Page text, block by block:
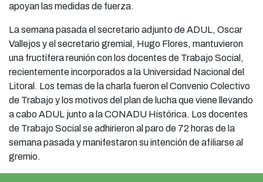
apoyan las medidas de fuerza.
La semana pasada el secretario adjunto de ADUL, Oscar
Vallejos y el secretario gremial, Hugo Flores, mantuvieron
una fructífera reunión con los docentes de Trabajo Social,
recientemente incorporados a la Universidad Nacional del
Litoral. Los temas de la charla fueron el Convenio Colectivo
de Trabajo y los motivos del plan de lucha que viene llevando
a cabo ADUL junto a la CONADU Histórica. Los docentes
de Trabajo Social se adhirieron al paro de 72 horas de la
semana pasada y manifestaron su intención de afiliarse al
gremio.